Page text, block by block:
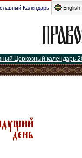
Календарь English
Церковный календарь